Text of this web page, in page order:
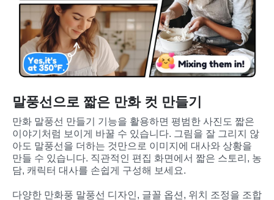
말풍선으로 짧은 만화 컷 만들기
만화 말풍선 만들기 기능을 활용하면 평범한 사진도 짧은
이야기처럼 보이게 바꿀 수 있습니다. 그림을 잘 그리지 않
아도 말풍선을 더하는 것만으로 이미지에 대사와 상황을
만들 수 있습니다. 직관적인 편집 화면에서 짧은 스토리, 농
담, 캐릭터 대사를 손쉽게 구성해 보세요.
다양한 만화풍 말풍선 디자인, 글꼴 옵션, 위치 조정을 조합